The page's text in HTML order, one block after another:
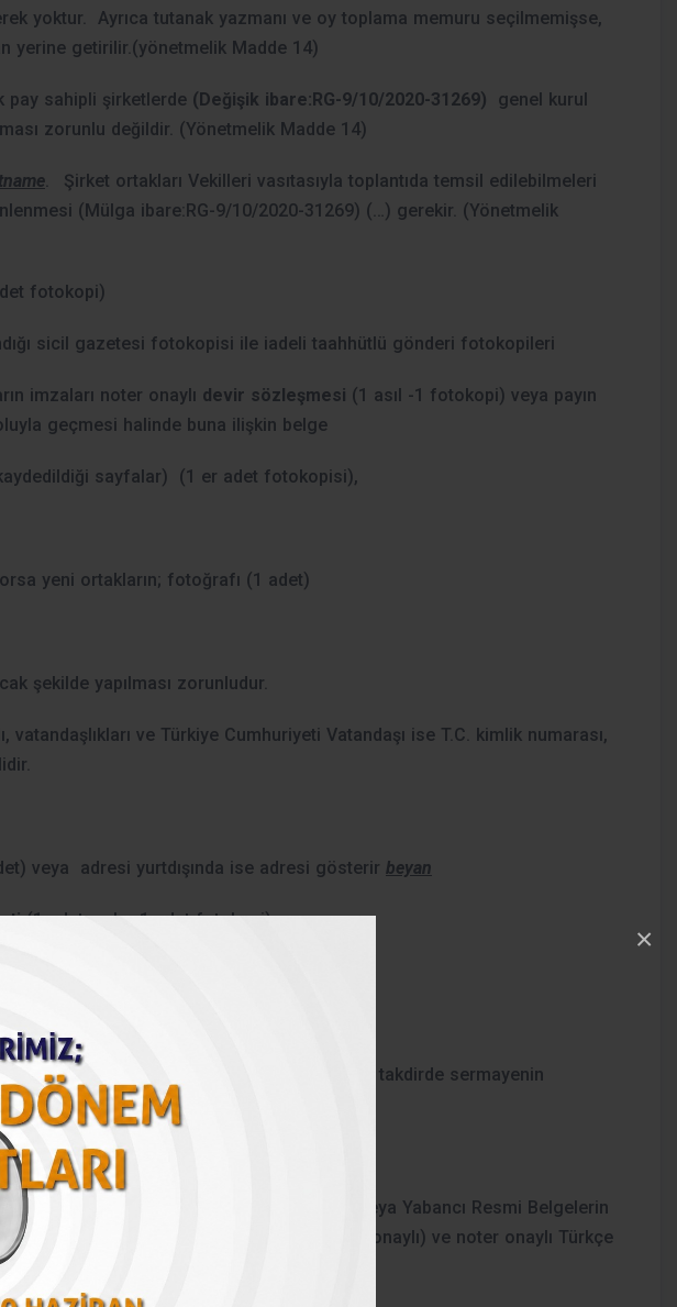
×
yoktur. Ayrıca tutanak yazmanı ve oy toplama memuru seçilmemişse,
yerine getirilir.(yönetmelik Madde 14)
pay sahipli şirketlerde (Değişik ibare:RG-9/10/2020-31269)
genel kurul
zorunlu değildir. (Yönetmelik Madde 14)
.
Şirket ortakları Vekilleri vasıtasıyla toplantıda temsil edilebilmeleri
(Mülga ibare:RG-9/10/2020-31269) (…) gerekir. (Yönetmelik
fotokopi)
sicil gazetesi fotokopisi ile iadeli taahhütlü gönderi fotokopileri
imzaları noter onaylı devir sözleşmesi (1 asıl -1 fotokopi) veya payın
geçmesi halinde buna ilişkin belge
sayfalar) (1 er adet fotokopisi),
yeni ortakların; fotoğrafı (1 adet)
şekilde yapılması zorunludur.
ve Türkiye Cumhuriyeti Vatandaşı ise T.C. kimlik numarası,
veya adresi yurtdışında ise adresi gösterir beyan
(1 adet asıl – 1 adet fotokopi)
belirtilmesi gerekmemektedir. Belirtildiği takdirde sermayenin
eklenmesi gerecektir.
Özeti.
Belgenin Türk konsolosluğundan veya Yabancı Resmi Belgelerin
hükümlerine göre tasdik ettirilmesi (apostil onaylı) ve noter onaylı Türkçe
(TSY 32. Madde)